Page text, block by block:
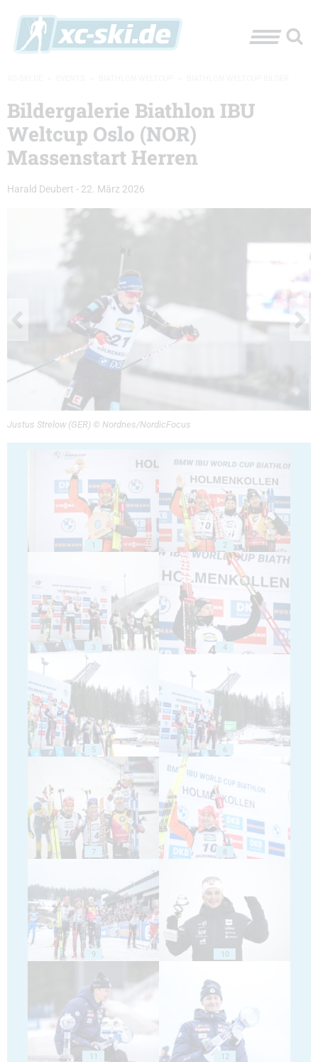
Bildergalerie Biathlon IBU
Weltcup Oslo (NOR)
Massenstart Herren
Harald Deubert - 22. März 2026
Justus Strelow (GER) © Nordnes/NordicFocus
1 2
3 4
5 6
7 8
9 10
11 12